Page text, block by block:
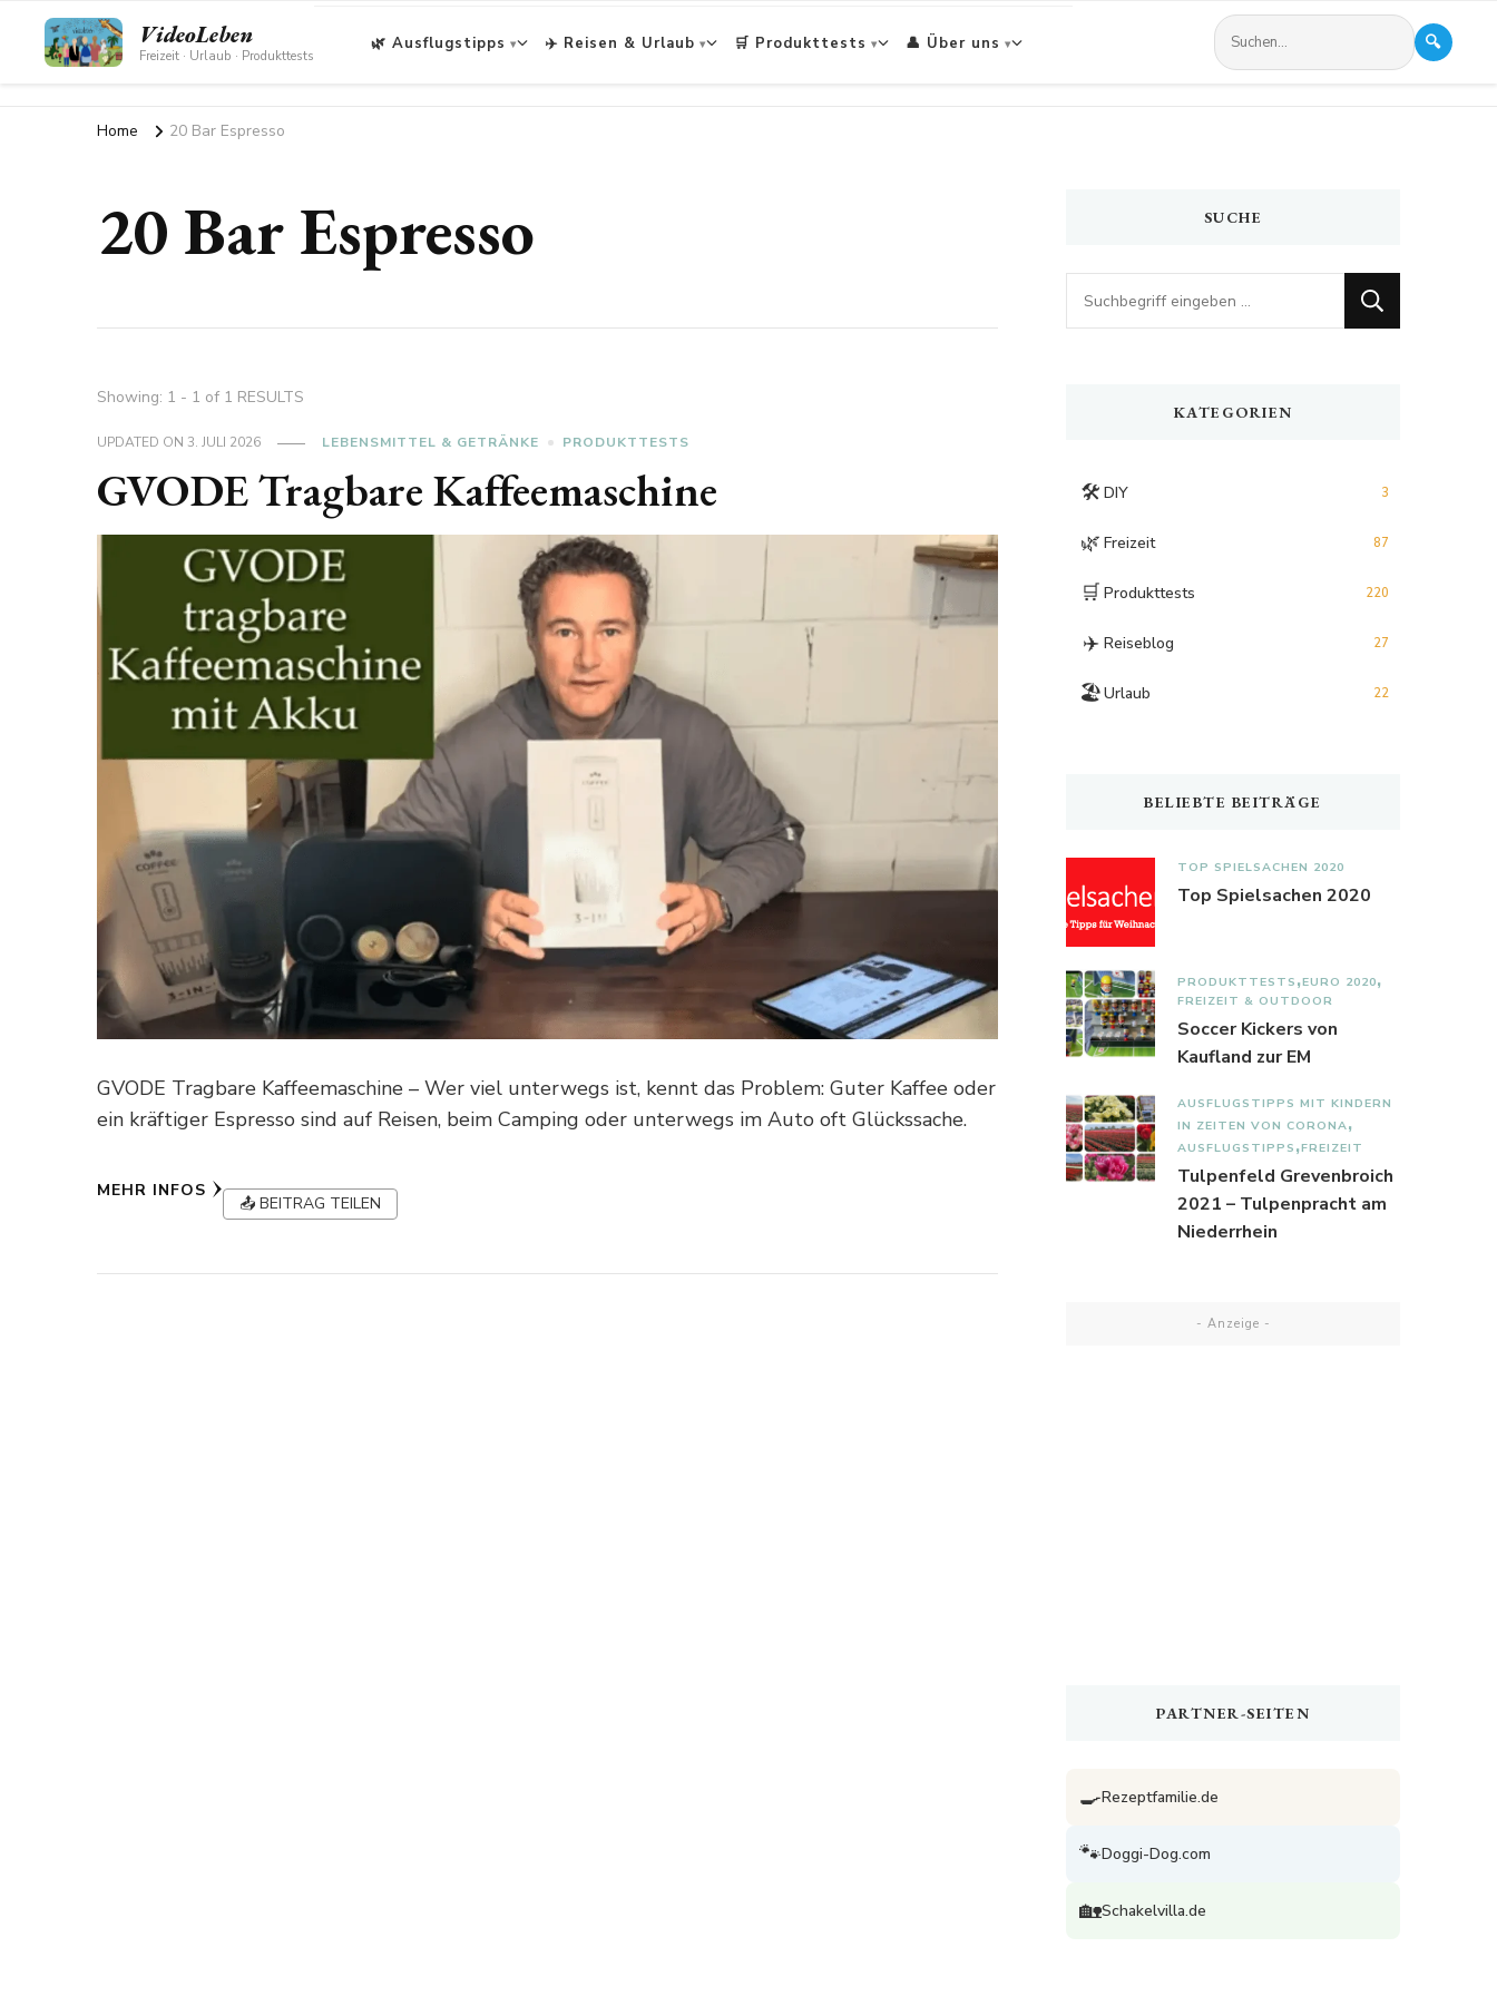
VideoLeben
Freizeit · Urlaub · Produkttests
🌿 Ausflugstipps ✈️ Reisen & Urlaub 🛒 Produkttests 👤 Über uns 🔍
Home 20 Bar Espresso
20 Bar Espresso
Showing: 1 - 1 of 1 RESULTS
UPDATED ON 3. JULI 2026 LEBENSMITTEL & GETRÄNKE PRODUKTTESTS
GVODE Tragbare Kaffeemaschine
GVODE Tragbare Kaffeemaschine – Wer viel unterwegs ist, kennt das Problem: Guter Kaffee oder
ein kräftiger Espresso sind auf Reisen, beim Camping oder unterwegs im Auto oft Glückssache.
MEHR INFOS
📤 BEITRAG TEILEN
SUCHE
Looking
for
KATEGORIEN
🛠️ DIY 3
🌿 Freizeit 87
🛒 Produkttests 220
✈️ Reiseblog 27
🏖️Urlaub 22
BELIEBTE BEITRÄGE
TOP SPIELSACHEN 2020
Top Spielsachen 2020
PRODUKTTESTS EURO 2020
FREIZEIT & OUTDOOR
Soccer Kickers von
Kaufland zur EM
AUSFLUGSTIPPS MIT KINDERN
IN ZEITEN VON CORONA
AUSFLUGSTIPPS FREIZEIT
Tulpenfeld Grevenbroich
2021 – Tulpenpracht am
Niederrhein
- Anzeige -
PARTNER-SEITEN
🍳Rezeptfamilie.de
🐾Doggi-Dog.com
🏡Schakelvilla.de